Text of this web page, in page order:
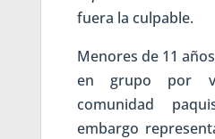
fuera la culpable.
Menores de 11
en grupo por
comunidad
embargo